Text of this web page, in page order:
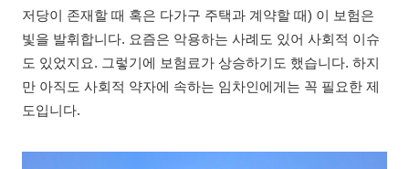
저당이 존재할 때 혹은 다가구 주택과 계약할 때) 이 보험은
빛을 발휘합니다. 요즘은 악용하는 사례도 있어 사회적 이슈
도 있었지요. 그렇기에 보험료가 상승하기도 했습니다. 하지
만 아직도 사회적 약자에 속하는 임차인에게는 꼭 필요한 제
도입니다.